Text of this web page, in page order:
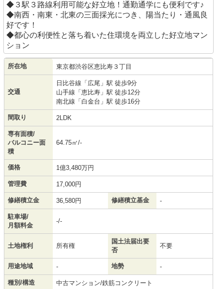
◆３駅３路線利用可能な好立地！通勤通学にも便利です♪
◆南西・南東・北東の三面採光につき、陽当たり・通風良
好です！
◆都心の利便性と落ち着いた住環境を両立した好立地マン
ション
所在地 東京都渋谷区恵比寿 ３丁目
交通
日比谷線 「 広尾 」駅 徒歩9分
山手線 「 恵比寿 」駅 徒歩12分
南北線 「 白金台 」駅 徒歩16分
間取り 2LDK
専有面積/
バルコニー面
積
64.75㎡/-
価格 1億3,480万円
管理費 17,000円
修繕積立金 36,580円 修繕積立基金 -
駐車場/
月額料金
-/-
土地権利 所有権
国土法届出要
否
不要
用途地域 - 地勢 -
種別/構造 中古マンション/鉄筋コンクリート